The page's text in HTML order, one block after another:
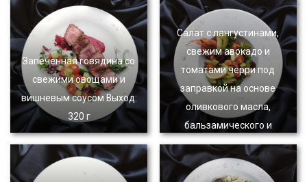
Запеченная говядина со
свежими овощами и
вишневым соусом Выход:
320 г
Салат с лангустинами,
свежим авокадо и
томатами черри под
заправкой на основе
оливкового масла,
бальзамического и
винного уксусов Выход:
240 г